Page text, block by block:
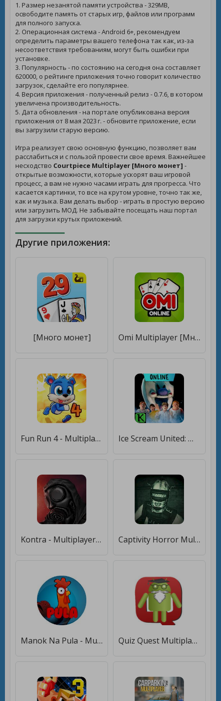
1. Размер незанятой памяти устройства - 329MB,
освободите память от старых игр, файлов или программ
для полного запуска.
2. Операционная система - Android 6+, рекомендуем
определить параметры вашего телефона так как, из-за
несоответствия требованиям, могут быть ошибки при
установке.
3. Популярность - по состоянию на сегодня она составляет
620000, о рейтинге приложения точно говорит количество
загрузок, сделайте его популярнее.
4. Версия приложения - полученный релиз - 0.7.6, в котором
увеличена производительность.
5. Дата обновления - на портале опубликована версия
приложения от 8 мая 2023 г. - обновите приложение, если
вы загрузили старую версию.
Игра реализует свою основную функцию, позволяет вам
расслабиться и с пользой провести свое время. Важнейшее
несходство Courtpiece Multiplayer [Много монет] -
открытые возможности, которые ускорят ваш игровой
процесс, а вам не нужно часами играть для прогресса. Что
касается картинки, то все на крутом уровне, точно так же,
как и музыка. Вам делать выбор - играть в простую версию
или загрузить МОД. Не забывайте посещать наш портал
для загрузки крутых приложений.
Другие приложения:
[Много монет] Omi Multiplayer [Много монет]
Fun Run 4 - Multiplayer Games [Много монет] Ice Scream United: Multiplayer [Много монет]
Kontra - Multiplayer FPS [Много монет] Captivity Horror Multiplayer [Много монет]
Manok Na Pula - Multiplayer [Много монет] Quiz Quest Multiplayer [Много монет]